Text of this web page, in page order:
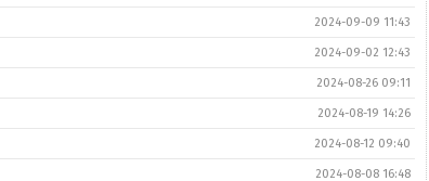
2024-09-09 11:43
2024-09-02 12:43
2024-08-26 09:11
2024-08-19 14:26
2024-08-12 09:40
2024-08-08 16:48